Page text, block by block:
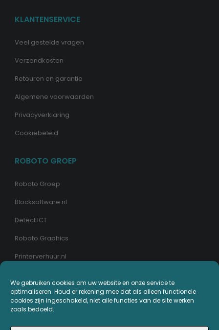
We gebruiken cookies om uw website en onze service te
optimaliseren. Houd er rekening mee dat als alleen functionele
cookies zijn ingeschakeld, niet alle functies van de site werken
zoals bedoeld.
KLANTENSERVICE
Veel gestelde vragen
Verzendkosten
Retouren en garantie
Algemene voorwaarden
Privacyverklaring
Cookiebeleid
ROBOTO GROEP
Roboto Groep
Blocksoftware.nl
Detect ICT
Roboto Graphics
Printerverhuur.nl
MIJN PRINTERPLAZA.NL
Bestellingen
Mijn Printerpunten